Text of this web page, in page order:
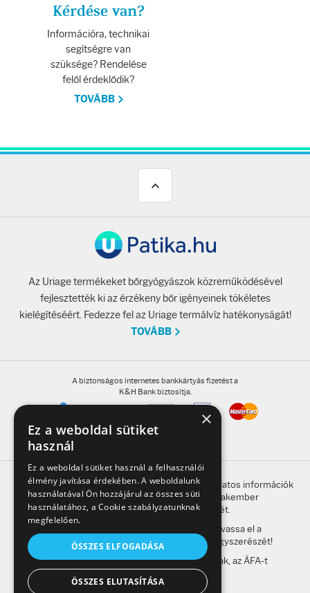
Kérdése van?
Információra, technikai
segítségre van
szüksége? Rendelése
felől érdeklődik?
TOVÁBB
Az Uriage termékeket bőrgyógyászok közreműködésével
fejlesztették ki az érzékeny bőr igényeinek tökéletes
kielégítéséért. Fedezze fel az Uriage termálvíz hatékonyságát!
TOVÁBB
A biztonságos internetes bankkártyás fizetést a
K&H Bank biztosítja.
A honlap oldalain található, gyógyszerrel kapcsolatos információk
betegség esetén nem helyettesítik a szakember
megkeresésének szükségességét.
A kockázatokról és a mellékhatásokról olvassa el a
betegtájékoztatót, vagy kérdezze meg gyógyszerészét!
A weboldalon feltüntetett árak a bruttó árak, az ÁFA-t
tartalmazzák.
×
Ez a weboldal sütiket
használ
Ez a weboldal sütiket használ a felhasználói
élmény javítása érdekében. A weboldalunk
használatával Ön hozzájárul az összes süti
használatához, a Cookie szabályzatunknak
megfelelően.
ÖSSZES ELFOGADÁSA
ÖSSZES ELUTASÍTÁSA